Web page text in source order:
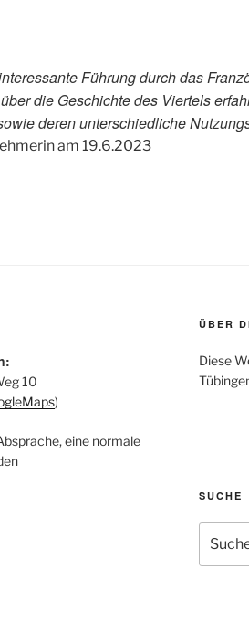
Führung durch das
die Geschichte des Viertels
deren unterschiedliche
am 19.6.2023
10
)
eine normale
ÜBER
Diese
SUCHE
nach: